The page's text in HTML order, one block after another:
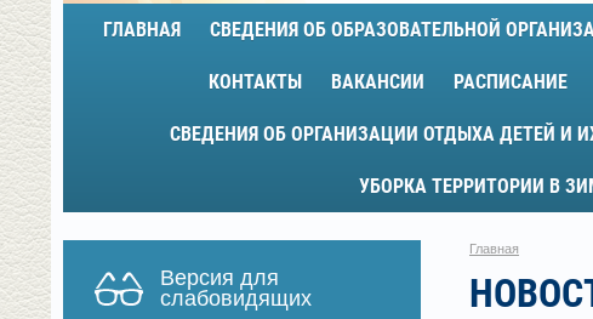
ГЛАВНАЯ СВЕДЕНИЯ ОБ ОБРАЗОВАТЕЛЬНОЙ
КОНТАКТЫ ВАКАНСИИ РАСПИСАНИЕ
СВЕДЕНИЯ ОБ ОРГАНИЗАЦИИ ОТДЫХА ДЕТЕЙ И
УБОРКА ТЕРРИТОРИИ В
Версия для
слабовидящих
Главная